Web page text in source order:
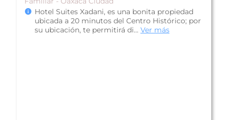
Parador del Dominico es un hotel situado en
pleno Centro Histórico de la ciudad de Oaxaca,
asimismo hallarás a solo 5 minu...Ver más